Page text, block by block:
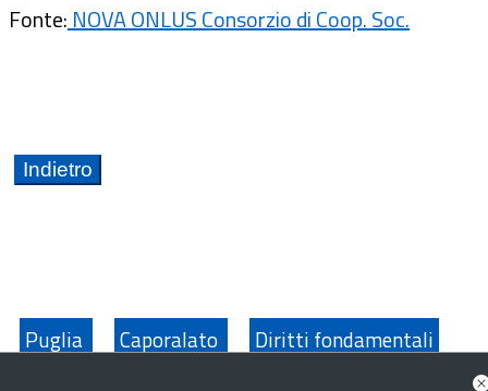
Fonte: NOVA ONLUS Consorzio di Coop. Soc.
Puglia Caporalato
Diritti fondamentali